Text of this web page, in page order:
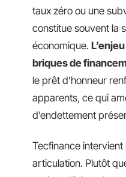
taux zéro ou une
constitue souvent la
économique.
briques de
le prêt d’honneur
apparents, ce qui
d’endettement
Tecfinance
articulation. Plutôt